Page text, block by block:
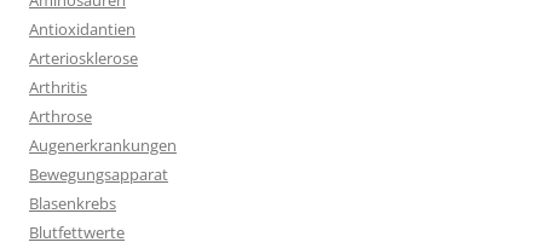
Antioxidantien
Arteriosklerose
Arthritis
Arthrose
Augenerkrankungen
Bewegungsapparat
Blasenkrebs
Blutfettwerte